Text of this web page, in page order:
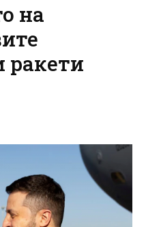
на
ракети